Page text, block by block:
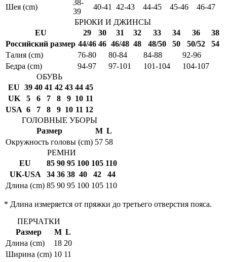
Шея (cm)
38-
39
40-41 42-43 44-45 45-46
46-47
БРЮКИ И ДЖИНСЫ
EU
29 30 31 32 33 34 36
38
Российский размер 44/46 46 46/48 48 48/50 50 50/52
54
Талия (cm)
76-80 80-84 84-88
92-96
Бедра (cm)
94-97 97-101 101-104
104-107
ОБУВЬ
EU 39 40 41 42 43 44 45
UK
5 6 7 8 9 10 11
USA 6 7 8 9 10 11 12
ГОЛОВНЫЕ УБОРЫ
Размер
M L
Окружность головы (cm) 57 58
РЕМНИ
EU
85 90 95 100 105 110
UK-USA
34 36 38 40 42
44
Длина (cm) 85 90 95 100 105 110
* Длина измеряется от пряжки до третьего отверстия пояса.
ПЕРЧАТКИ
Размер
M L
Длина (cm)
18 20
Ширина (cm) 10 11